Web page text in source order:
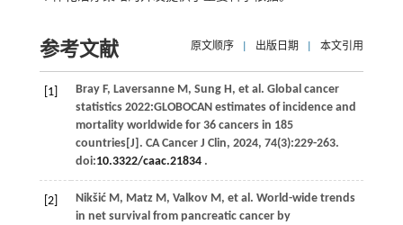
参考文献 原文顺序 出版日期 本文引用
[1] Bray F, Laversanne M, Sung H, et al. Global cancer
statistics 2022:GLOBOCAN estimates of incidence and
mortality worldwide for 36 cancers in 185
countries[J]. CA Cancer J Clin, 2024, 74(3):229-263.
doi:10.3322/caac.21834.
[2] Nikšić M, Matz M, Valkov M, et al. World-wide trends
in net survival from pancreatic cancer by